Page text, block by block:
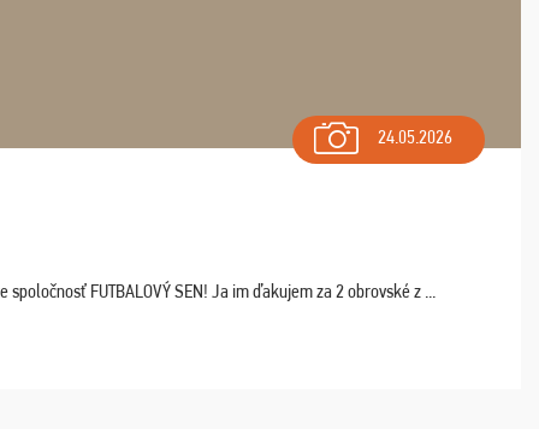
24.05.2026
FUTBALOVÝ SEN! Ja im ďakujem za 2 obrovské z ...